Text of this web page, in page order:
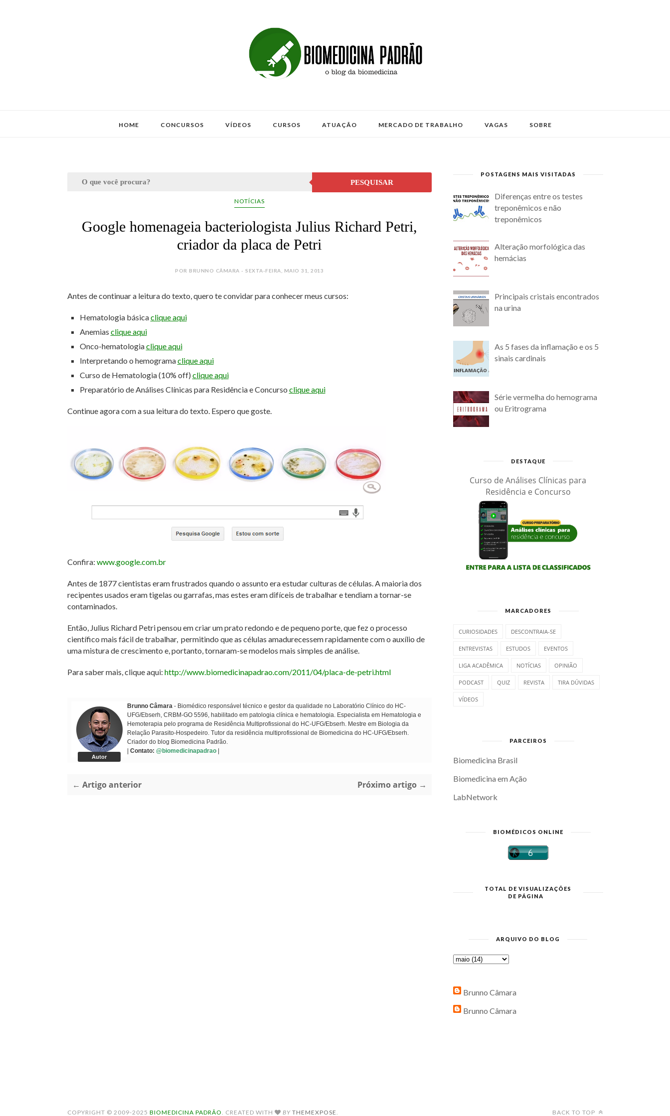
HOME CONCURSOS VÍDEOS CURSOS ATUAÇÃO MERCADO DE TRABALHO VAGAS SOBRE
PESQUISAR
NOTÍCIAS
Google homenageia bacteriologista Julius Richard Petri,
criador da placa de Petri
POR BRUNNO CÂMARA - SEXTA-FEIRA, MAIO 31, 2013
Antes de continuar a leitura do texto, quero te convidar para conhecer meus cursos:
Hematologia básicaclique aqui
Anemias clique aqui
Onco-hematologiaclique aqui
Interpretando o hemogramaclique aqui
Curso de Hematologia (10% off) clique aqui
Preparatório de Análises Clínicas para Residência e Concurso clique aqui
Continue agora com a sua leitura do texto. Espero que goste.
Confira: www.google.com.br
Antes de 1877 cientistas eram frustrados quando o assunto era estudar culturas de células. A maioria dos
recipentes usados eram tigelas ou garrafas, mas estes eram difíceis de trabalhar e tendiam a tornar-se
contaminados.
Então, Julius Richard Petri pensou em criar um prato redondo e de pequeno porte, que fez o processo
científico mais fácil de trabalhar, permitindo que as células amadurecessem rapidamente com o auxílio de
uma mistura de crescimento e, portanto, tornaram-se modelos mais simples de análise.
Para saber mais, clique aqui: http://www.biomedicinapadrao.com/2011/04/placa-de-petri.html
Autor
Brunno Câmara- Biomédico responsável técnico e gestor da qualidade no Laboratório Clínico do HC-
UFG/Ebserh, CRBM-GO 5596, habilitado em patologia clínica e hematologia. Especialista em Hematologia e
Hemoterapia pelo programa de Residência Multiprofissional do HC-UFG/Ebserh. Mestre em Biologia da
Relação Parasito-Hospedeiro. Tutor da residência multiprofissional de Biomedicina do HC-UFG/Ebserh.
Criador do blog Biomedicina Padrão.
Contato: @biomedicinapadrao
← Artigo anterior Próximo artigo →
POSTAGENS MAIS VISITADAS
Diferenças entre os testes
treponêmicos e não
treponêmicos
Alteração morfológica das
hemácias
Principais cristais encontrados
na urina
As 5 fases da inflamação e os 5
sinais cardinais
Série vermelha do hemograma
ou Eritrograma
DESTAQUE
Curso de Análises Clínicas para
Residência e Concurso
MARCADORES
CURIOSIDADES DESCONTRAIA-SE
ENTREVISTAS ESTUDOS EVENTOS
LIGA ACADÊMICA NOTÍCIAS OPINIÃO
PODCAST QUIZ REVISTA TIRA DÚVIDAS
VÍDEOS
PARCEIROS
Biomedicina Brasil
Biomedicina em Ação
LabNetwork
BIOMÉDICOS ONLINE
TOTAL DE VISUALIZAÇÕES
DE PÁGINA
ARQUIVO DO BLOG
Brunno Câmara
Brunno Câmara
COPYRIGHT © 2009-2025 BIOMEDICINA PADRÃO. CREATED WITH BY THEMEXPOSE. BACK TO TOP